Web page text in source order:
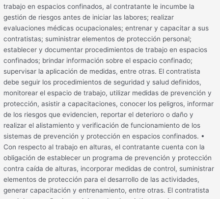
trabajo en espacios confinados, al contratante le incumbe la
gestión de riesgos antes de iniciar las labores; realizar
evaluaciones médicas ocupacionales; entrenar y capacitar a sus
contratistas; suministrar elementos de protección personal;
establecer y documentar procedimientos de trabajo en espacios
confinados; brindar información sobre el espacio confinado;
supervisar la aplicación de medidas, entre otras. El contratista
debe seguir los procedimientos de seguridad y salud definidos,
monitorear el espacio de trabajo, utilizar medidas de prevención y
protección, asistir a capacitaciones, conocer los peligros, informar
de los riesgos que evidencien, reportar el deterioro o daño y
realizar el alistamiento y verificación de funcionamiento de los
sistemas de prevención y protección en espacios confinados. •
Con respecto al trabajo en alturas, el contratante cuenta con la
obligación de establecer un programa de prevención y protección
contra caída de alturas, incorporar medidas de control, suministrar
elementos de protección para el desarrollo de las actividades,
generar capacitación y entrenamiento, entre otras. El contratista